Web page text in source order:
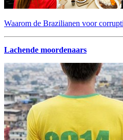
Waarom de Brazilianen voor
Lachende moordenaars